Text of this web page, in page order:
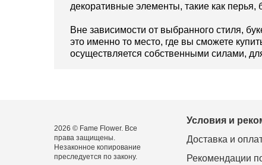
декоративные элементы, такие как
Вне зависимости от выбранного стиля,
это именно то место, где вы сможете
осуществляется собственными силами,
2026 © Fame Flower. Все
права защищены.
Незаконное копирование
преследуется по закону.
Условия и
Доставка и
Рекомендации